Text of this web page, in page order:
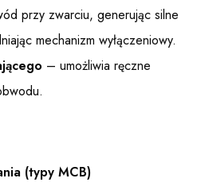
przy zwarciu, generując silne
mechanizm wyłączeniowy.
– umożliwia ręczne
(typy MCB)